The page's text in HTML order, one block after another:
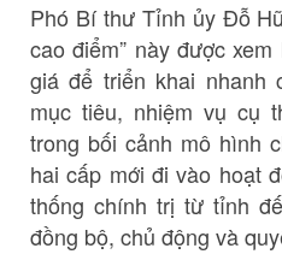
Phó Bí thư Tỉnh ủy Đỗ
cao điểm” này được
giá để triển khai nhanh
mục tiêu, nhiệm vụ cụ
trong bối cảnh mô hình
hai cấp mới đi vào hoạt
thống chính trị từ tỉnh
đồng bộ, chủ động và